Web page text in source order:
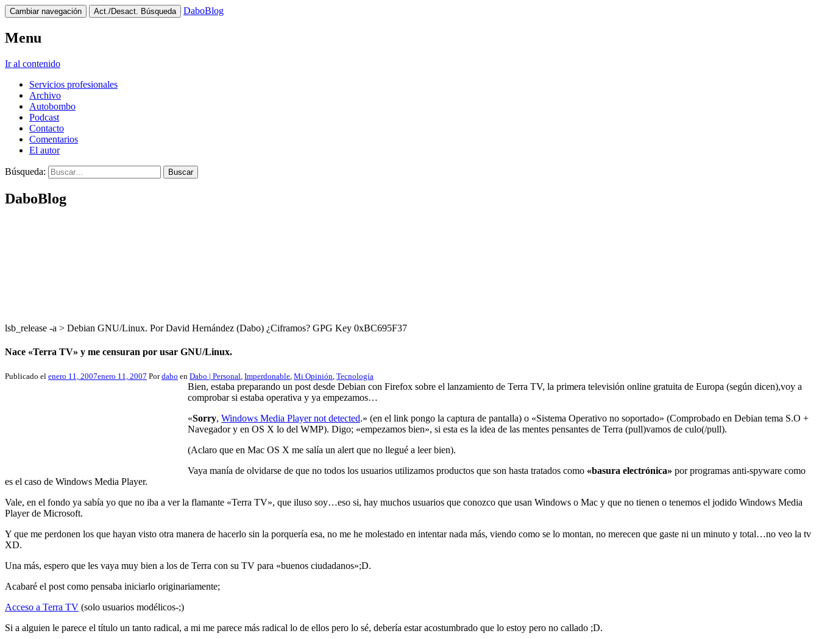
Cambiar navegación Act./Desact. Búsqueda DaboBlog
Menu
Ir al contenido
Servicios profesionales
Archivo
Autobombo
Podcast
Contacto
Comentarios
El autor
Búsqueda:
DaboBlog
lsb_release -a > Debian GNU/Linux. Por David Hernández (Dabo) ¿Ciframos? GPG Key 0xBC695F37
Nace «Terra TV» y me censuran por usar GNU/Linux.
Publicado el enero 11, 2007enero 11, 2007 Pordabo en Dabo | Personal, Imperdonable, Mi Opinión, Tecnología
Bien, estaba preparando un post desde Debian con Firefox sobre el lanzamiento de Terra TV, la primera televisión online gratuita de Europa (según dicen),voy a
comprobar si estaba operativa y ya empezamos…
«Sorry, Windows Media Player not detected.» (en el link pongo la captura de pantalla) o «Sistema Operativo no soportado» (Comprobado en Debian tema S.O +
Navegador y en OS X lo del WMP). Digo; «empezamos bien», si esta es la idea de las mentes pensantes de Terra (pull)vamos de culo(/pull).
(Aclaro que en Mac OS X me salía un alert que no llegué a leer bien).
Vaya manía de olvidarse de que no todos los usuarios utilizamos productos que son hasta tratados como «basura electrónica» por programas anti-spyware como
es el caso de Windows Media Player.
Vale, en el fondo ya sabía yo que no iba a ver la flamante «Terra TV», que iluso soy…eso si, hay muchos usuarios que conozco que usan Windows o Mac y que no tienen o tenemos el jodido Windows Media
Player de Microsoft.
Y que me perdonen los que hayan visto otra manera de hacerlo sin la porquería esa, no me he molestado en intentar nada más, viendo como se lo montan, no merecen que gaste ni un minuto y total…no veo la tv
XD.
Una más, espero que les vaya muy bien a los de Terra con su TV para «buenos ciudadanos»;D.
Acabaré el post como pensaba iniciarlo originariamente;
Acceso a Terra TV (solo usuarios modélicos-;)
Si a alguien le parece el título un tanto radical, a mi me parece más radical lo de ellos pero lo sé, debería estar acostumbrado que lo estoy pero no callado ;D.